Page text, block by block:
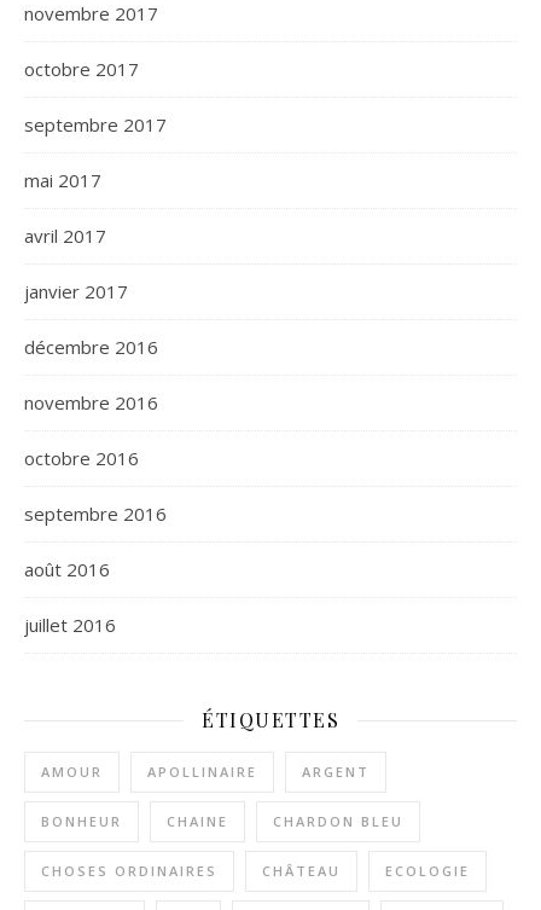
novembre 2017
octobre 2017
septembre 2017
mai 2017
avril 2017
janvier 2017
décembre 2016
novembre 2016
octobre 2016
septembre 2016
août 2016
juillet 2016
ÉTIQUETTES
AMOUR APOLLINAIRE ARGENT
BONHEUR CHAINE CHARDON BLEU
CHOSES ORDINAIRES CHÂTEAU ECOLOGIE